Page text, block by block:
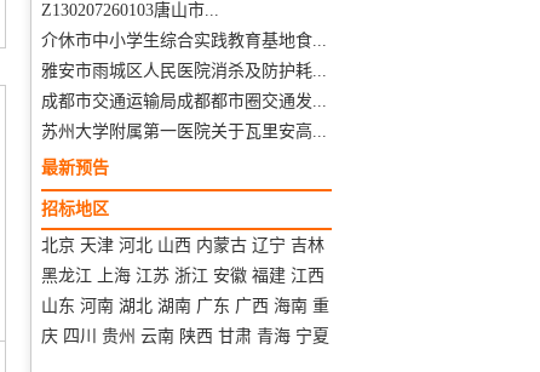
Z130207260103唐山市...
介休市中小学生综合实践教育基地食...
雅安市雨城区人民医院消杀及防护耗...
成都市交通运输局成都都市圈交通发...
苏州大学附属第一医院关于瓦里安高...
最新预告
招标地区
北京 天津 河北 山西 内蒙古 辽宁 吉林
黑龙江
上海 江苏 浙江 安徽 福建 江西
山东 河南 湖北 湖南 广东 广西 海南 重
庆 四川 贵州 云南 陕西 甘肃 青海 宁夏